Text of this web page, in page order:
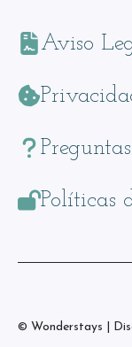
Aviso
Políticas
© Wonderstays |